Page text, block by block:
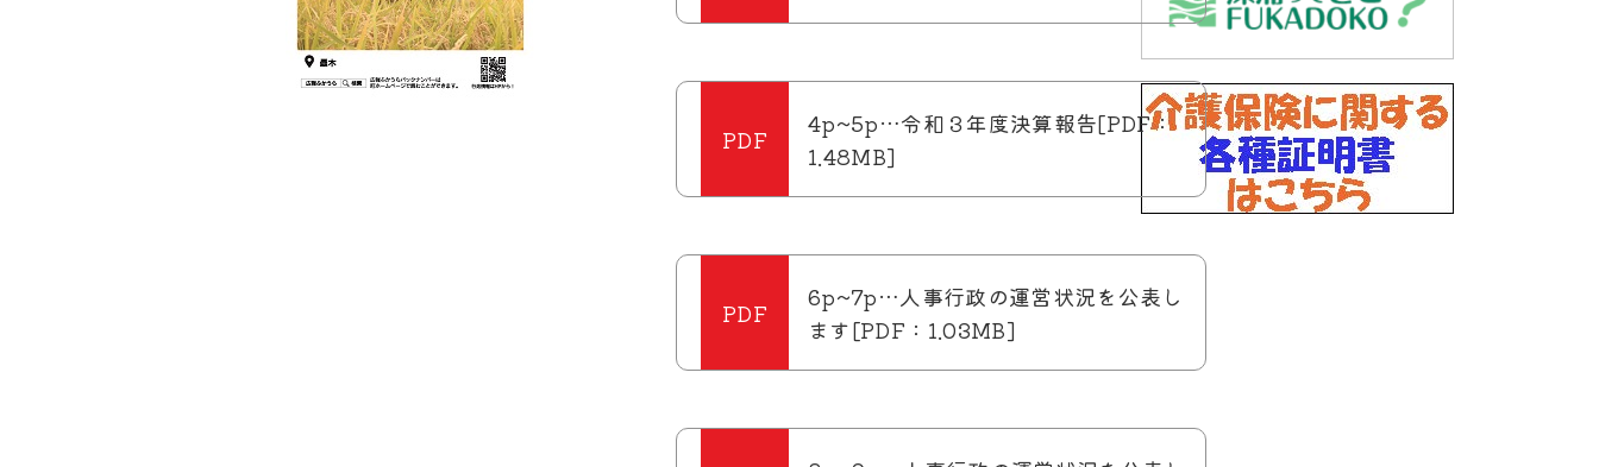
4p~5p…令和３年度決算報告[PDF：
1.48MB]
6p~7p…人事行政の運営状況を公表し
ます[PDF：1.03MB]